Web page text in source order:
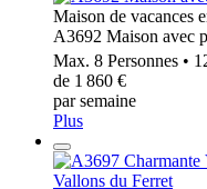
Maison de vacances
A3692 Maison avec
Max. 8 Personnes •
de 1 860 €
par semaine
Plus